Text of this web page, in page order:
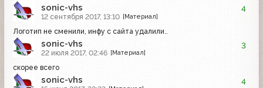
sonic-vhs
12 сентября 2017, 13:10 [Материал]
4
Логотип не сменили, инфу с сайта удалили..
sonic-vhs
22 июля 2017, 02:46 [Материал]
3
скорее всего
sonic-vhs 4